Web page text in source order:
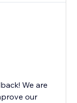
We are
our